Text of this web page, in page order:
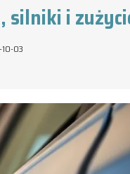
silniki i
03